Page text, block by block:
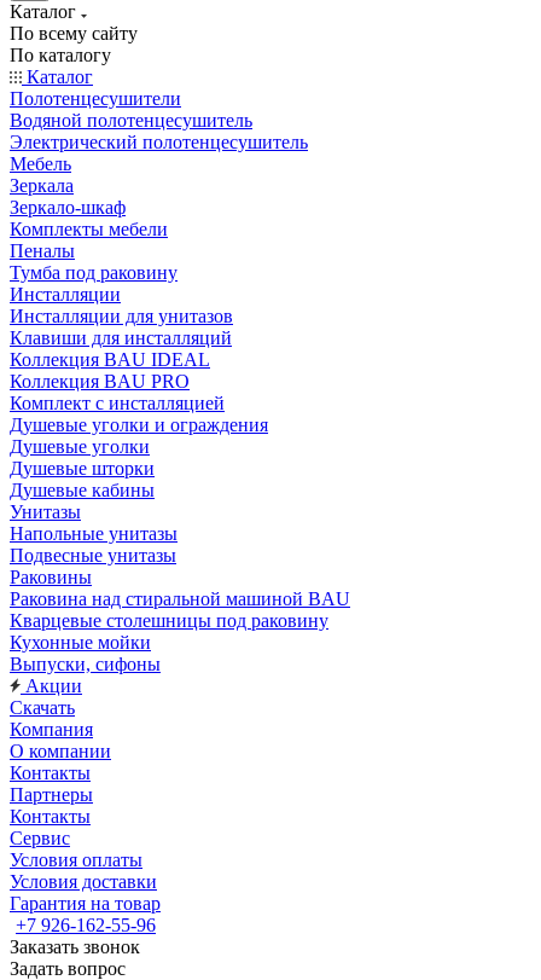
Каталог
По всему сайту
По каталогу
Каталог
Полотенцесушители
Водяной полотенцесушитель
Электрический полотенцесушитель
Мебель
Зеркала
Зеркало-шкаф
Комплекты мебели
Пеналы
Тумба под раковину
Инсталляции
Инсталляции для унитазов
Клавиши для инсталляций
Коллекция BAU IDEAL
Коллекция BAU PRO
Комплект с инсталляцией
Душевые уголки и ограждения
Душевые уголки
Душевые шторки
Душевые кабины
Унитазы
Напольные унитазы
Подвесные унитазы
Раковины
Раковина над стиральной машиной BAU
Кварцевые столешницы под раковину
Кухонные мойки
Выпуски, сифоны
Акции
Скачать
Компания
О компании
Контакты
Партнеры
Контакты
Сервис
Условия оплаты
Условия доставки
Гарантия на товар
+7 926-162-55-96
Заказать звонок
Задать вопрос